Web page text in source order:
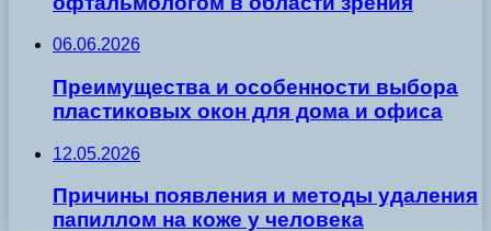
06.06.2026
Преимущества и особенности выбора
пластиковых окон для дома и офиса
12.05.2026
Причины появления и методы удаления
папиллом на коже у человека